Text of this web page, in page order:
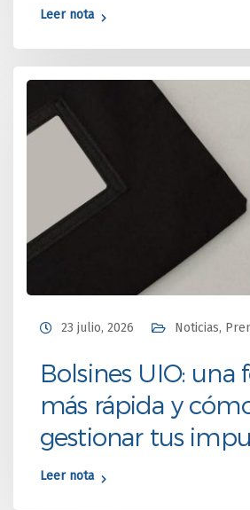
Leer nota
23 julio, 2026 Noticias,
Bolsines UIO: una
más rápida y
gestionar tus
Leer nota